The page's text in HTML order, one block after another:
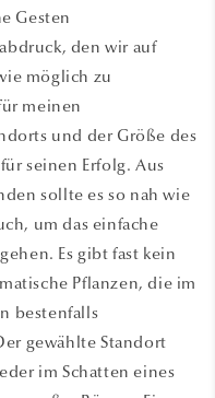
Gesten
den wir auf
möglich zu
meinen
und der Größe des
seinen Erfolg. Aus
sollte es so nah wie
um das einfache
Es gibt fast kein
Pflanzen, die im
bestenfalls
gewählte Standort
im Schatten eines